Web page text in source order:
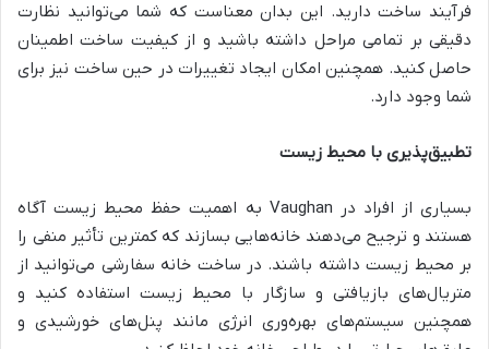
فرآیند ساخت دارید. این بدان معناست که شما می‌توانید نظارت
دقیقی بر تمامی مراحل داشته باشید و از کیفیت ساخت اطمینان
حاصل کنید. همچنین امکان ایجاد تغییرات در حین ساخت نیز برای
شما وجود دارد.
تطبیق‌پذیری با محیط زیست
بسیاری از افراد در Vaughan به اهمیت حفظ محیط زیست آگاه
هستند و ترجیح می‌دهند خانه‌هایی بسازند که کمترین تأثیر منفی را
بر محیط زیست داشته باشند. در ساخت خانه سفارشی می‌توانید از
متریال‌های بازیافتی و سازگار با محیط زیست استفاده کنید و
همچنین سیستم‌های بهره‌وری انرژی مانند پنل‌های خورشیدی و